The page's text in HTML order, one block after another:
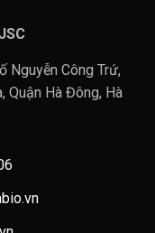
Nguyễn Công Trứ,
Quận Hà Đông, Hà